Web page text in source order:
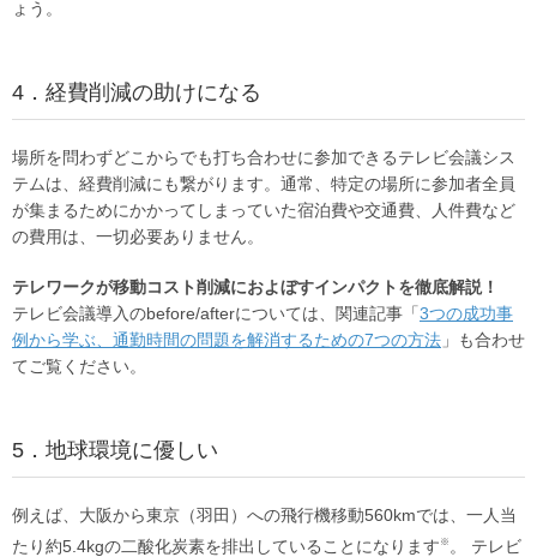
ょう。
4．経費削減の助けになる
場所を問わずどこからでも打ち合わせに参加できるテレビ会議シス
テムは、経費削減にも繋がります。通常、特定の場所に参加者全員
が集まるためにかかってしまっていた宿泊費や交通費、人件費など
の費用は、一切必要ありません。
テレワークが移動コスト削減におよぼすインパクトを徹底解説！
テレビ会議導入のbefore/afterについては、関連記事「 3つの成功事
例から学ぶ、通勤時間の問題を解消するための7つの方法 」も合わせ
てご覧ください。
5．地球環境に優しい
例えば、大阪から東京（羽田）への飛行機移動560kmでは、一人当
たり約5.4kgの二酸化炭素を排出していることになります ※ 。 テレビ